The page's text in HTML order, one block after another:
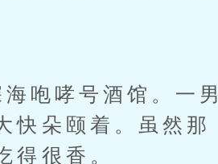
哮号酒馆。一男
快朵颐着。虽然那
得很香。